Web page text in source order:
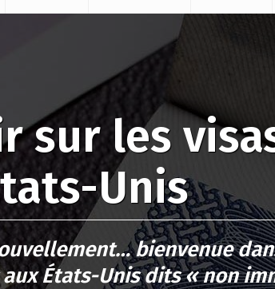
sur les
Unis
bienvenue
États-Unis dits « non